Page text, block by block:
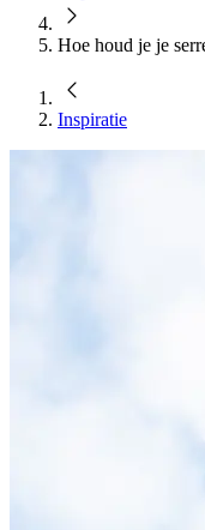
Hoe houd je je
Inspiratie